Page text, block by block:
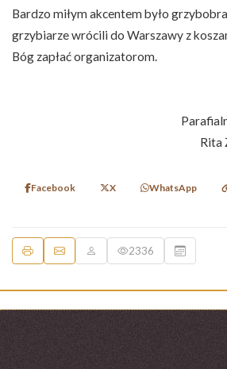
Bardzo miłym akcentem było
grzybiarze wrócili do Warszawy z
Bóg zapłać organizatorom.
Parafialny
Rita
Facebook X WhatsApp
2336